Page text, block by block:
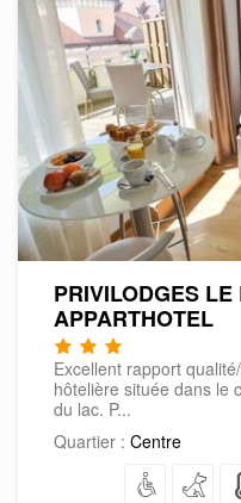
PRIVILODGES LE
APPARTHOTEL
Excellent rapport
hôtelière située dans le
du lac. P...
Quartier : Centre